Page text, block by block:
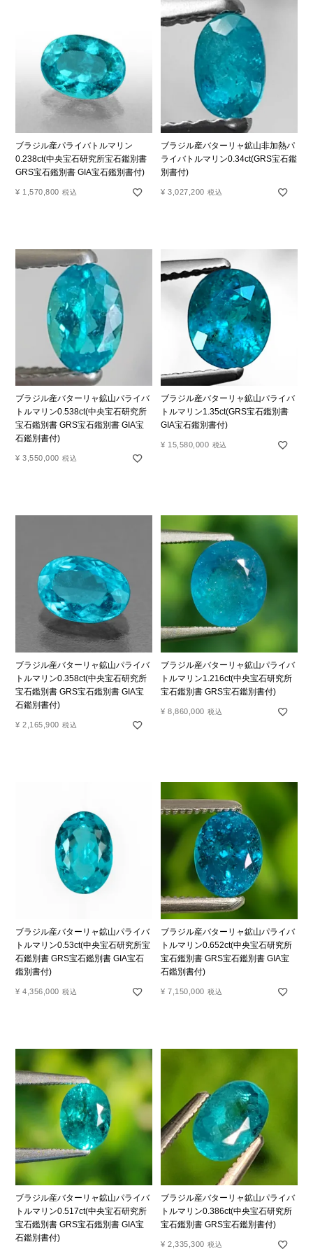
ブラジル産パライバトルマリン
0.238ct(中央宝石研究所宝石鑑別書
GRS宝石鑑別書 GIA宝石鑑別書付)
¥ 1,570,800 税込
ブラジル産バターリャ鉱山非加熱パ
ライバトルマリン0.34ct(GRS宝石鑑
別書付)
¥ 3,027,200 税込
ブラジル産バターリャ鉱山パライバ
トルマリン0.538ct(中央宝石研究所
宝石鑑別書 GRS宝石鑑別書 GIA宝
石鑑別書付)
¥ 3,550,000 税込
ブラジル産バターリャ鉱山パライバ
トルマリン1.35ct(GRS宝石鑑別書
GIA宝石鑑別書付)
¥ 15,580,000 税込
ブラジル産バターリャ鉱山パライバ
トルマリン0.358ct(中央宝石研究所
宝石鑑別書 GRS宝石鑑別書 GIA宝
石鑑別書付)
¥ 2,165,900 税込
ブラジル産バターリャ鉱山パライバ
トルマリン1.216ct(中央宝石研究所
宝石鑑別書 GRS宝石鑑別書付)
¥ 8,860,000 税込
ブラジル産バターリャ鉱山パライバ
トルマリン0.53ct(中央宝石研究所宝
石鑑別書 GRS宝石鑑別書 GIA宝石
鑑別書付)
¥ 4,356,000 税込
ブラジル産バターリャ鉱山パライバ
トルマリン0.652ct(中央宝石研究所
宝石鑑別書 GRS宝石鑑別書 GIA宝
石鑑別書付)
¥ 7,150,000 税込
ブラジル産バターリャ鉱山パライバ
トルマリン0.517ct(中央宝石研究所
宝石鑑別書 GRS宝石鑑別書 GIA宝
石鑑別書付)
ブラジル産バターリャ鉱山パライバ
トルマリン0.386ct(中央宝石研究所
宝石鑑別書 GRS宝石鑑別書付)
¥ 2,335,300 税込